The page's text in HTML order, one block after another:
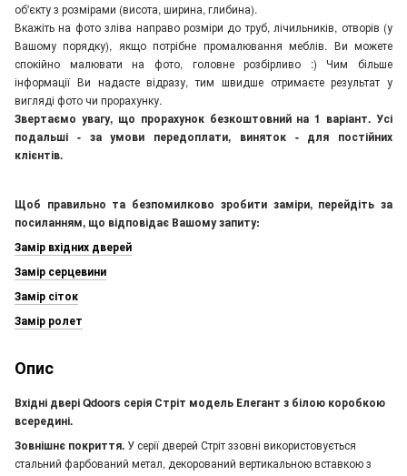
об'єкту з розмірами (висота, ширина, глибина).
Вкажіть на фото зліва направо розміри до труб, лічильників, отворів (у
Вашому порядку), якщо потрібне промалювання меблів. Ви можете
спокійно малювати на фото, головне розбірливо :) Чим більше
інформації Ви надасте відразу, тим швидше отримаєте результат у
вигляді фото чи прорахунку.
Звертаємо увагу, що прорахунок безкоштовний на 1 варіант. Усі
подальші - за умови передоплати, виняток - для постійних
клієнтів.
Щоб правильно та безпомилково зробити заміри, перейдіть за
посиланням, що відповідає Вашому запиту:
Замір вхідних дверей
Замір серцевини
Замір сіток
Замір ролет
Опис
Вхідні двері Qdoors серія Стріт модель Елегант з білою коробкою
всередині.
Зовнішнє покриття. У серії дверей Стріт ззовні використовується
стальний фарбований метал, декорований вертикальною вставкою з